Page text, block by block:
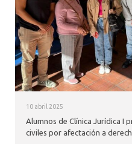
10 abril 2025
Alumnos de Clínica Jurídica I
civiles por afectación a